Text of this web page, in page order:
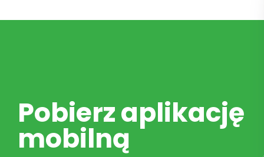
Pobierz aplikację
mobilną